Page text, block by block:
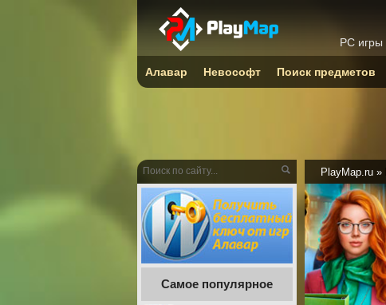
PlayMap.ru »
Самое популярное
PC игры
Алавар Невософт Поиск предметов